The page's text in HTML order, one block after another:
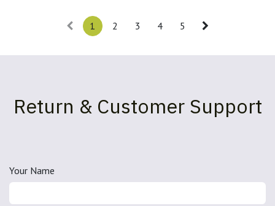
1 2 3 4 5
Return & Customer Support
Your Name